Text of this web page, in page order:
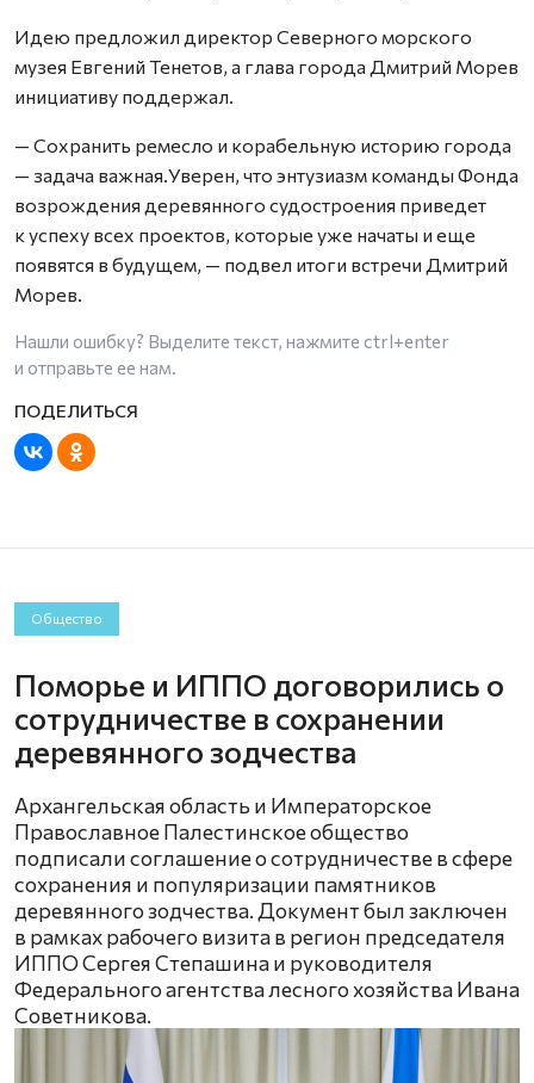
Идею предложил директор Северного морского
музея Евгений Тенетов, а глава города Дмитрий Морев
инициативу поддержал.
— Сохранить ремесло и корабельную историю города
— задача важная.Уверен, что энтузиазм команды Фонда
возрождения деревянного судостроения приведет
к успеху всех проектов, которые уже начаты и еще
появятся в будущем, — подвел итоги встречи Дмитрий
Морев.
Нашли ошибку? Выделите текст, нажмите ctrl+enter
и отправьте ее нам.
Общество
Поморье и ИППО договорились о
сотрудничестве в сохранении
деревянного зодчества
Архангельская область и Императорское
Православное Палестинское общество
подписали соглашение о сотрудничестве в сфере
сохранения и популяризации памятников
деревянного зодчества. Документ был заключен
в рамках рабочего визита в регион председателя
ИППО Сергея Степашина и руководителя
Федерального агентства лесного хозяйства Ивана
Советникова.